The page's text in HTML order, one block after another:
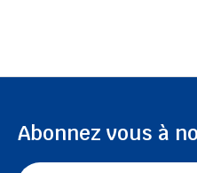
Abonnez vous à